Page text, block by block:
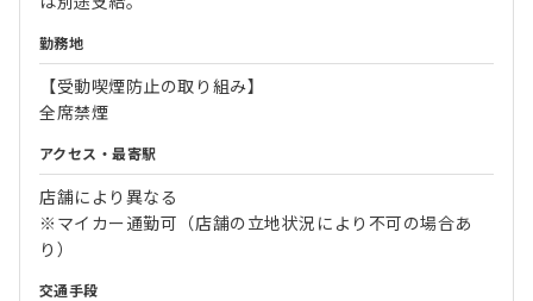
勤務地
【受動喫煙防止の取り組み】
全席禁煙
アクセス・最寄駅
店舗により異なる
※マイカー通勤可（店舗の立地状況により不可の場合あ
り）
交通手段